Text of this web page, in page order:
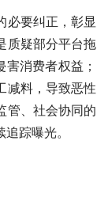
必要纠正，彰显
质疑部分平台拖
消费者权益；
减料，导致恶性
管、社会协同的
踪曝光。